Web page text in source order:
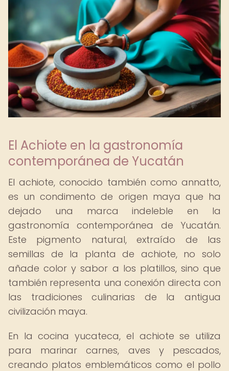
El Achiote en la gastronomía
contemporánea de Yucatán
El achiote, conocido también como annatto,
es un condimento de origen maya que ha
dejado una marca indeleble en la
gastronomía contemporánea de Yucatán.
Este pigmento natural, extraído de las
semillas de la planta de achiote, no solo
añade color y sabor a los platillos, sino que
también representa una conexión directa con
las tradiciones culinarias de la antigua
civilización maya.
En la cocina yucateca, el achiote se utiliza
para marinar carnes, aves y pescados,
creando platos emblemáticos como el pollo